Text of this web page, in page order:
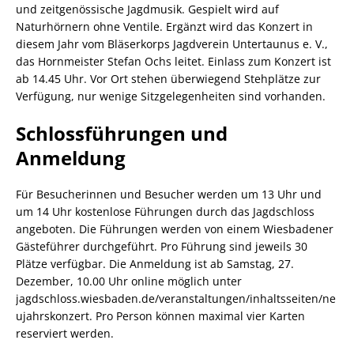
und zeitgenössische Jagdmusik. Gespielt wird auf
Naturhörnern ohne Ventile. Ergänzt wird das Konzert in
diesem Jahr vom Bläserkorps Jagdverein Untertaunus e. V.,
das Hornmeister Stefan Ochs leitet. Einlass zum Konzert ist
ab 14.45 Uhr. Vor Ort stehen überwiegend Stehplätze zur
Verfügung, nur wenige Sitzgelegenheiten sind vorhanden.
Schlossführungen und
Anmeldung
Für Besucherinnen und Besucher werden um 13 Uhr und
um 14 Uhr kostenlose Führungen durch das Jagdschloss
angeboten. Die Führungen werden von einem Wiesbadener
Gästeführer durchgeführt. Pro Führung sind jeweils 30
Plätze verfügbar. Die Anmeldung ist ab Samstag, 27.
Dezember, 10.00 Uhr online möglich unter
jagdschloss.wiesbaden.de/veranstaltungen/inhaltsseiten/ne
ujahrskonzert. Pro Person können maximal vier Karten
reserviert werden.